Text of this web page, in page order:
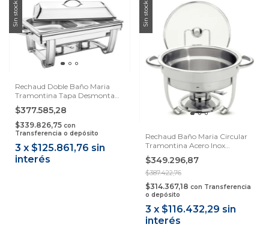
Sin stock
Rechaud Doble Baño Maria
Tramontina Tapa Desmontabl
Samihome
$377.585,28
$339.826,75 con
Transferencia o depósito
3 x $125.861,76 sin
interés
Sin stock
Rechaud Baño Maria Circular
Tramontina Acero Inox
Samihome
$349.296,87
$387.422,76
$314.367,18 con Transferencia
o depósito
3 x $116.432,29 sin
interés